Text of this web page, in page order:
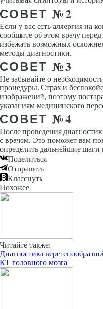
СОВЕТ №2
Если у вас есть аллергия на
сообщите об этом врачу
избежать возможных
методы диагностики.
СОВЕТ №3
Не забывайте о
процедуры. Страх и
изображений, поэтому
указаниям медицинского
СОВЕТ №4
После проведения
с врачом. Это поможет вам
определить дальнейшие
Поделиться
Отправить
Класснуть
Похожее
Читайте также:
Диагностика
КТ головного мозга